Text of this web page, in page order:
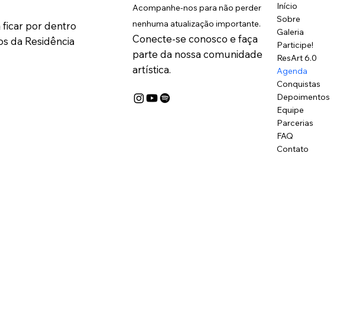
ficar por dentro
da Residência
Acompanhe-nos para não perder
nenhuma atualização importante.
Conecte-se conosco e faça
parte da nossa comunidade
artística.
Início
Sobre
Galeria
Participe!
ResArt 6.0
Agenda
Conquistas
Depoimentos
Equipe
Parcerias
FAQ
Contato